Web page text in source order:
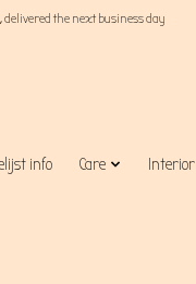
the next business day
info Care Interior